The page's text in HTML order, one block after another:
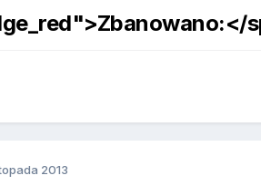
2013